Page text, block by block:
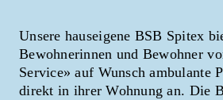
Unsere hauseigene BSB Spitex
Bewohnerinnen und Bewohner
Service» auf Wunsch ambulante
direkt in ihrer Wohnung an. Die